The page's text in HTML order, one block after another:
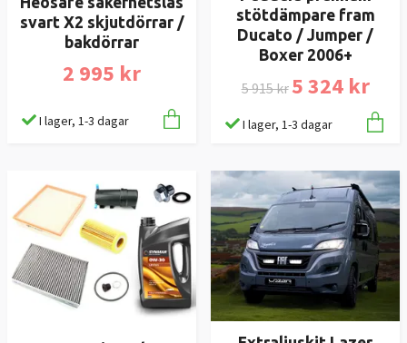
svart X2 skjutdörrar /
bakdörrar
2 995 kr
I lager, 1-3 dagar
stötdämpare fram
Ducato / Jumper /
Boxer 2006+
5 915 kr 5 324 kr
I lager, 1-3 dagar